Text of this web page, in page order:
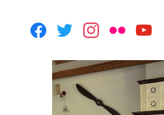
facebooktwitterinstagram
flickr youtube